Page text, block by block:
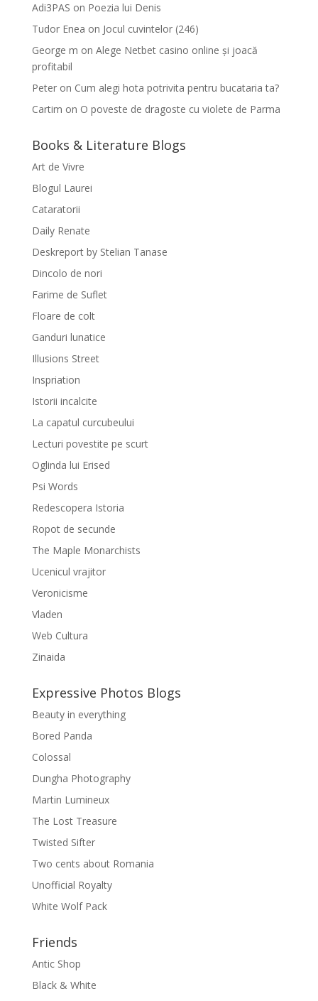
Adi3PAS on Poezia lui Denis
Tudor Enea on Jocul cuvintelor (246)
George m on Alege Netbet casino online și joacă
profitabil
Peteron Cum alegi hota potrivita pentru bucataria ta?
Cartim on O poveste de dragoste cu violete de Parma
Books & Literature Blogs
Art de Vivre
Blogul Laurei
Cataratorii
Daily Renate
Deskreport by Stelian Tanase
Dincolo de nori
Farime de Suflet
Floare de colt
Ganduri lunatice
Illusions Street
Inspriation
Istorii incalcite
La capatul curcubeului
Lecturi povestite pe scurt
Oglinda lui Erised
Psi Words
Redescopera Istoria
Ropot de secunde
The Maple Monarchists
Ucenicul vrajitor
Veronicisme
Vladen
Web Cultura
Zinaida
Expressive Photos Blogs
Beauty in everything
Bored Panda
Colossal
Dungha Photography
Martin Lumineux
The Lost Treasure
Twisted Sifter
Two cents about Romania
Unofficial Royalty
White Wolf Pack
Friends
Antic Shop
Black & White